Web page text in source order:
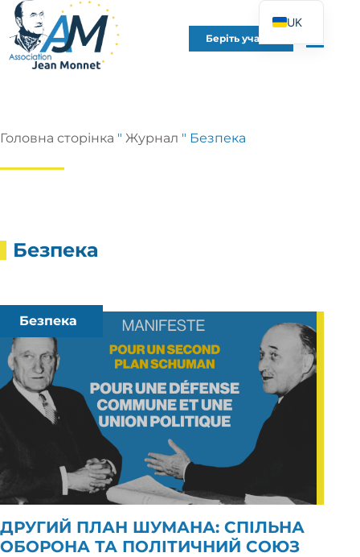
Беріть участь
Головна сторінка " Журнал " Безпека
Безпека
Безпека
ДРУГИЙ ПЛАН ШУМАНА: СПІЛЬНА
ОБОРОНА ТА ПОЛІТИЧНИЙ СОЮЗ
UK
FR